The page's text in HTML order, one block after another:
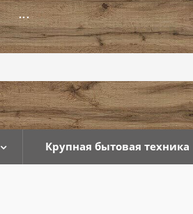
...
Крупная бытовая техника